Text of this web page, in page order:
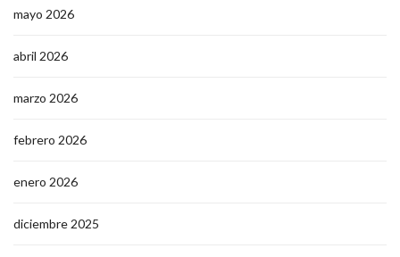
mayo 2026
abril 2026
marzo 2026
febrero 2026
enero 2026
diciembre 2025